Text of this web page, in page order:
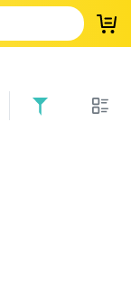
登